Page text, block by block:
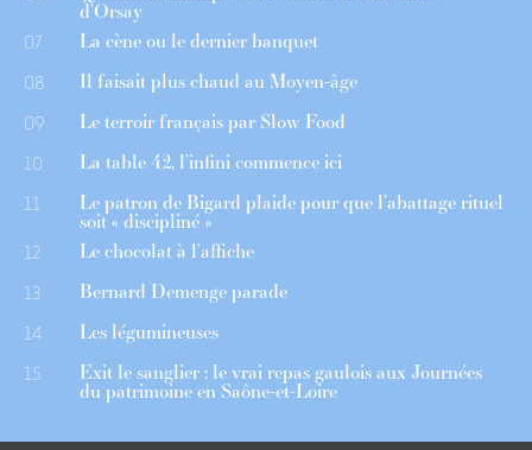
d’Orsay
07 La cène ou le dernier banquet
08 Il faisait plus chaud au Moyen-âge
09 Le terroir français par Slow Food
10 La table 42, l’infini commence ici
11 Le patron de Bigard plaide pour que l’abattage rituel
soit « discipliné »
12 Le chocolat à l’affiche
13 Bernard Demenge parade
14 Les légumineuses
15 Exit le sanglier : le vrai repas gaulois aux Journées
du patrimoine en Saône-et-Loire